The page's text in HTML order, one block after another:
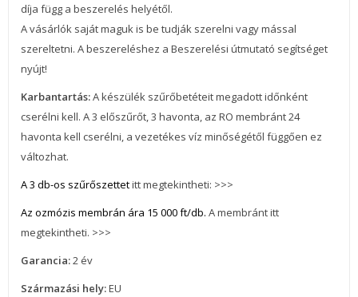
díja függ a beszerelés helyétől.
A vásárlók saját maguk is be tudják szerelni vagy mással
szereltetni. A beszereléshez a Beszerelési útmutató segítséget
nyújt!
Karbantartás:A készülék szűrőbetéteit megadott időnként
cserélni kell. A 3 előszűrőt, 3 havonta, az RO membránt 24
havonta kell cserélni, a vezetékes víz minőségétől függően ez
változhat.
A 3 db-os szűrőszettetitt megtekintheti: >>>
Az ozmózis membrán ára 15 000 ft/db. A membránt itt
megtekintheti. >>>
Garancia:2 év
Származási hely:EU